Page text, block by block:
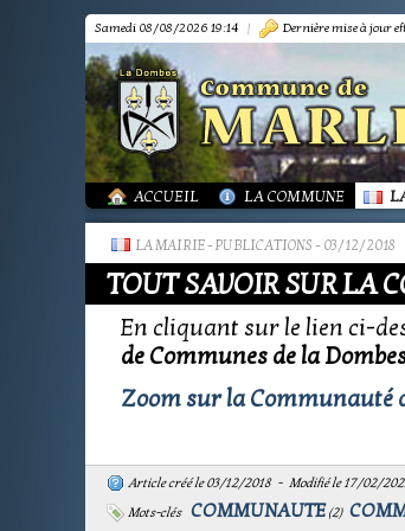
Samedi 08/08/2026 19:14 | Dernière mise à jour
ACCUEIL LA COMMUNE
LA MAIRIE- PUBLICATIONS - 03/12/2018
TOUT SAVOIR SUR LA
En cliquant sur le lien ci-
de Communes de la
Zoom sur la Communauté
Article créé le 03/12/2018 - Modifié le 17/02/
Mots-clés
COMMUNAUTE (2)
PRÉSENTATION
TOURISME-
MARPA LE RENON
VIE LOCALE
ACTUALITÉS